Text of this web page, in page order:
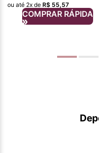
ou até 2x de R$ 55,57
COMPRAR RÁPIDA